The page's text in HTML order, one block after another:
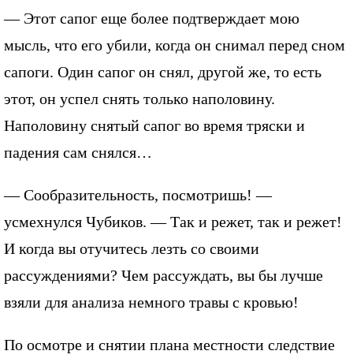
— Этот сапог еще более подтверждает мою
мысль, что его убили, когда он снимал перед сном
сапоги. Один сапог он снял, другой же, то есть
этот, он успел снять только наполовину.
Наполовину снятый сапог во время тряски и
падения сам снялся…
— Сообразительность, посмотришь! —
усмехнулся Чубиков. — Так и режет, так и режет!
И когда вы отучитесь лезть со своими
рассуждениями? Чем рассуждать, вы бы лучше
взяли для анализа немного травы с кровью!
По осмотре и снятии плана местности следствие